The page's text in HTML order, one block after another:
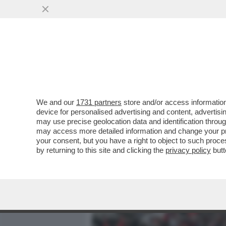
A POCHI GIORNI DAL 25
DIRETTO DA
VAI ALL'ARTICOLO
We and our 1731 partners store and/or access
device for personalised advertising and content,
may use precise geolocation data and identification
may access more detailed information and change your
your consent, but you have a right to object to such
by returning to this site and clicking the privacy policy